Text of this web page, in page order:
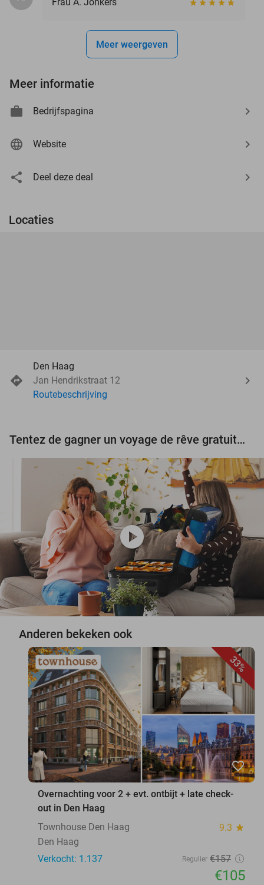
Meer weergeven
Meer informatie
Bedrijfspagina
Website
Deel deze deal
Locaties
Den Haag
Jan Hendrikstraat 12
Routebeschrijving
Tentez de gagner un voyage de rêve gratuit d'une valeur de 3.000 € !
play_circle
Anderen bekeken ook
33%
favorite_border
Overnachting voor 2 + evt. ontbijt + late check-
out in Den Haag
Townhouse Den Haag
9.3 star
Den Haag
Verkocht: 1.137
Regulier €157
€105